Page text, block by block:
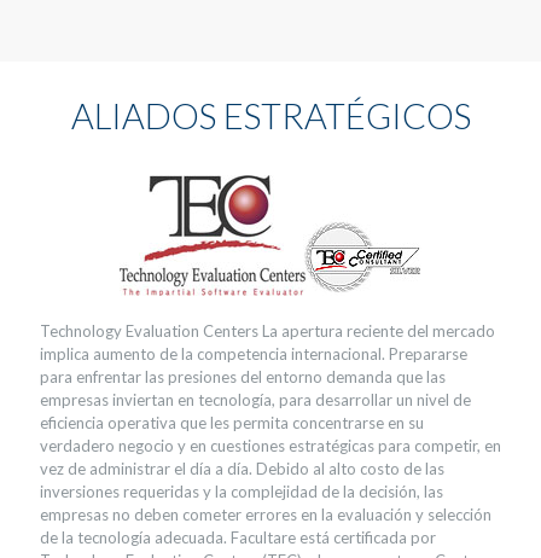
ALIADOS ESTRATÉGICOS
Technology Evaluation Centers La apertura reciente del mercado
implica aumento de la competencia internacional. Prepararse
para enfrentar las presiones del entorno demanda que las
empresas inviertan en tecnología, para desarrollar un nivel de
eficiencia operativa que les permita concentrarse en su
verdadero negocio y en cuestiones estratégicas para competir, en
vez de administrar el día a día. Debido al alto costo de las
inversiones requeridas y la complejidad de la decisión, las
empresas no deben cometer errores en la evaluación y selección
de la tecnología adecuada. Facultare está certificada por